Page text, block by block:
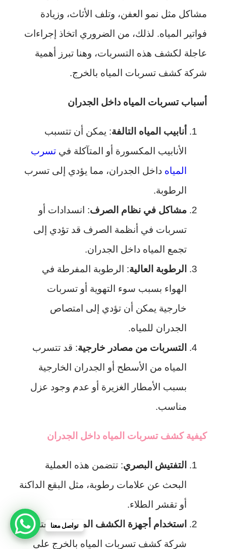
مشاكل مثل نمو العفن، وتلف الأثاث، وزيادة
فواتير المياه. لذلك، من الضروري اتخاذ إجراءات
عاجلة لكشف هذه التسربات، وهنا تبرز أهمية
شركة كشف تسربات المياه بالخرج.
أسباب تسربات المياه داخل الجدران
أنابيب المياه التالفة: يمكن أن تتسبب
الأنابيب المكسورة أو المتآكلة في تسرب
المياه داخل الجدران، مما يؤدي إلى تسرب
الرطوبة.
مشاكل في نظام الصرف: انسدادات أو
تسربات في أنظمة الصرف قد تؤدي إلى
تجمع المياه داخل الجدران.
الرطوبة العالية: الرطوبة المفرطة في
الهواء بسبب سوء التهوية أو تسربات
خارجية يمكن أن تؤدي إلى امتصاص
الجدران للمياه.
التسربات من مصادر خارجية: قد تتسرب
المياه من الأسطح أو الجدران الخارجية
بسبب الأمطار الغزيرة أو عدم وجود عزل
مناسب.
كيفية كشف تسربات المياه داخل الجدران
التفتيش البصري: تتضمن هذه العملية
البحث عن علامات رطوبة، مثل البقع الداكنة
أو تقشر الطلاء.
استخدام أجهزة الكشف المتطورة: تعتمد
شركة كشف تسربات المياه بالخرج على
تواصل معنا